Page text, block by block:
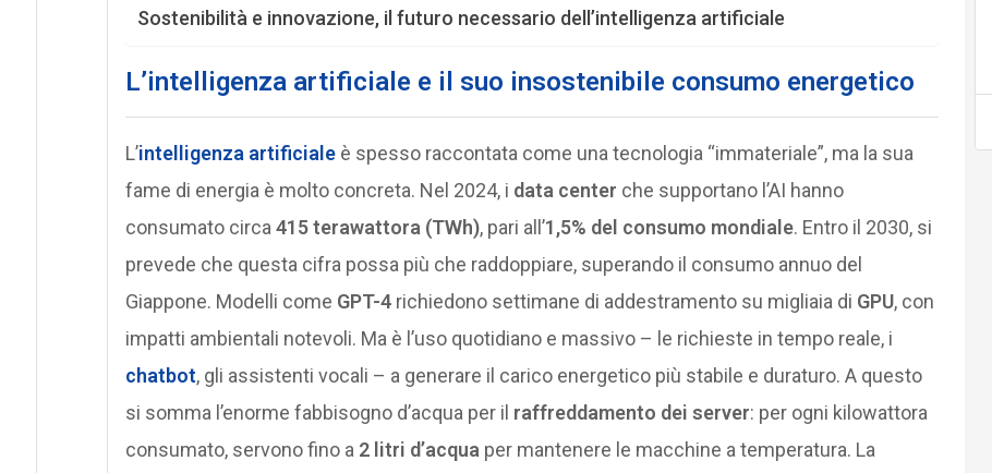
Sostenibilità e innovazione, il futuro necessario dell’intelligenza artificiale
L’intelligenza artificiale e il suo insostenibile consumo energetico
L’intelligenza artificialeè spesso raccontata come una tecnologia “immateriale”, ma la sua
fame di energia è molto concreta. Nel 2024, i data center che supportano l’AI hanno
consumato circa 415 terawattora (TWh), pari all’1,5% del consumo mondiale. Entro il 2030, si
prevede che questa cifra possa più che raddoppiare, superando il consumo annuo del
Giappone. Modelli come GPT-4richiedono settimane di addestramento su migliaia di GPU, con
impatti ambientali notevoli. Ma è l’uso quotidiano e massivo – le richieste in tempo reale, i
chatbot, gli assistenti vocali – a generare il carico energetico più stabile e duraturo. A questo
si somma l’enorme fabbisogno d’acqua per il raffreddamento dei server: per ogni kilowattora
consumato, servono fino a 2 litri d’acqua per mantenere le macchine a temperatura. La